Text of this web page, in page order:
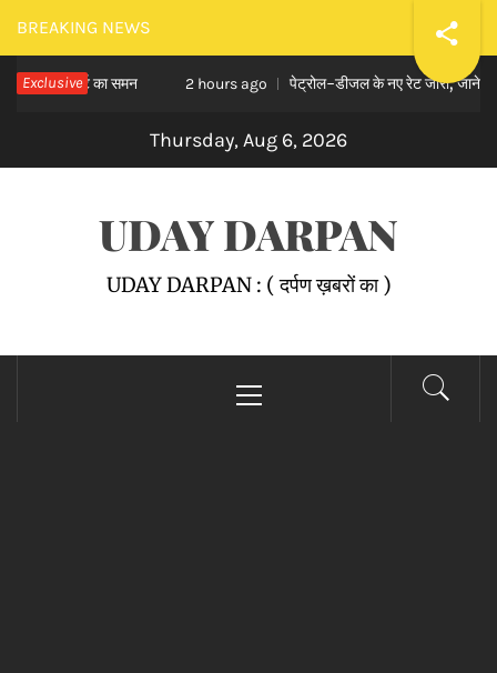
Skip
to
content
BREAKING NEWS
Exclusive
को कोर्ट का समन 2 hours ago पेट्रोल-डीजल के नए रेट जारी, जाने दाम
Thursday, Aug 6, 2026
UDAY DARPAN
UDAY DARPAN : ( दर्पण ख़बरों का )
Menu